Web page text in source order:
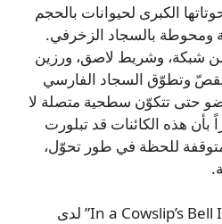
الكبرى لحيوانات بالحجم
ومحوطة بالسجاد الزخرفي.
شبكة، وشريط لاصق، ورزين
وتطوّق السجاد الفارسي
حتى تتكوّن سطحية متصلة لا
بأن هذه الكائنات قد تبلورت
للحظة في طور تحوّل،
في معرضها الفردي “In a Cowslip’s Bell I Lie” لدى